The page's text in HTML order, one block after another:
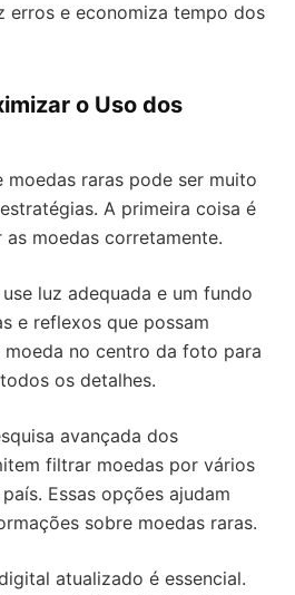
erros e economiza tempo dos
o Uso dos
moedas raras pode ser muito
A primeira coisa é
moedas corretamente.
luz adequada e um fundo
e reflexos que possam
moeda no centro da foto para
os detalhes.
avançada dos
filtrar moedas por vários
Essas opções ajudam
sobre moedas raras.
atualizado é essencial.